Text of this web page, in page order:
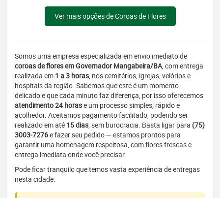
Ver mais opções de Coroas de Flores
Somos uma empresa especializada em envio imediato de
coroas de flores em Governador Mangabeira/BA, com entrega
realizada em 1 a 3 horas, nos cemitérios, igrejas, velórios e
hospitais da região. Sabemos que este é um momento
delicado e que cada minuto faz diferença, por isso oferecemos
atendimento 24 horase um processo simples, rápido e
acolhedor. Aceitamos pagamento facilitado, podendo ser
realizado em até 15 dias, sem burocracia. Basta ligar para (75)
3003-7276e fazer seu pedido — estamos prontos para
garantir uma homenagem respeitosa, com flores frescas e
entrega imediata onde você precisar.
Pode ficar tranquilo que temos vasta experiência de entregas
nesta cidade.